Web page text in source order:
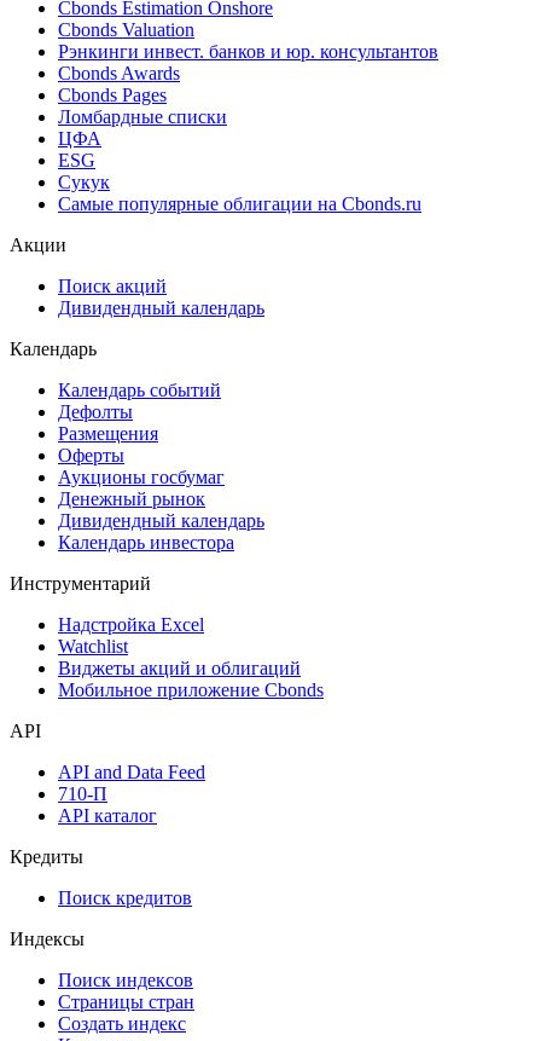
Cbonds Estimation Onshore
Cbonds Valuation
Рэнкинги инвест. банков и юр. консультантов
Cbonds Awards
Cbonds Pages
Ломбардные списки
ЦФА
ESG
Сукук
Самые популярные облигации на Cbonds.ru
Акции
Поиск акций
Дивидендный календарь
Календарь
Календарь событий
Дефолты
Размещения
Оферты
Аукционы госбумаг
Денежный рынок
Дивидендный календарь
Календарь инвестора
Инструментарий
Надстройка Excel
Watchlist
Виджеты акций и облигаций
Мобильное приложение Cbonds
API
API and Data Feed
710-П
API каталог
Кредиты
Поиск кредитов
Индексы
Поиск индексов
Страницы стран
Создать индекс